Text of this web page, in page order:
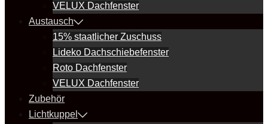
VELUX Dachfenster
Austausch
15% staatlicher Zuschuss
Lideko Dachschiebefenster
Roto Dachfenster
VELUX Dachfenster
Zubehör
Lichtkuppel